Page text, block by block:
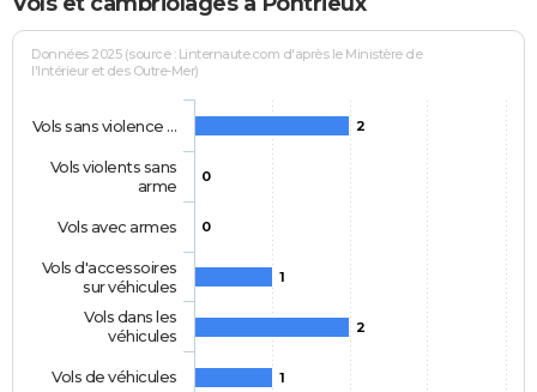
Données 2025 (source : Linternaute.com d'après le Ministère de
l'Intérieur et des Outre-Mer)
2
0
0
1
2
1
Vols sans violence …
Vols violents sans
arme
Vols avec armes
Vols d'accessoires
sur véhicules
Vols dans les
véhicules
Vols de véhicules